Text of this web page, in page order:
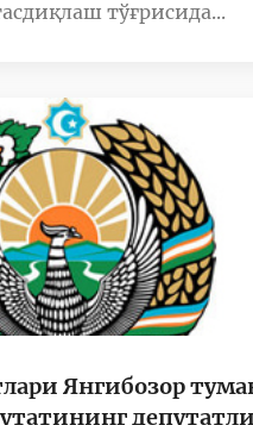
тўғрисида...
Янгибозор